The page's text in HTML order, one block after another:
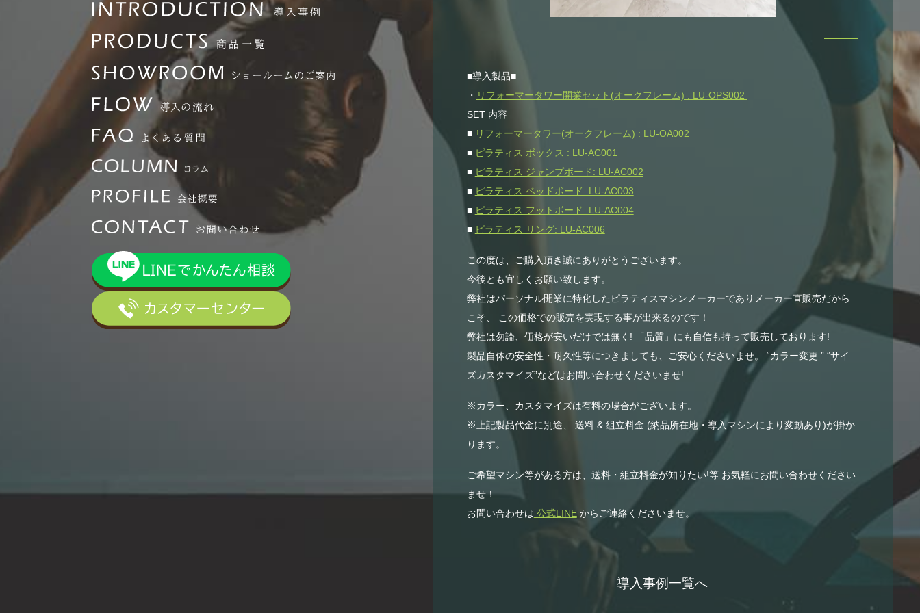
■導入製品■
・ リフォーマータワー開業セット(オークフレーム) : LU-OPS002
SET 内容
■ リフォーマータワー(オークフレーム) : LU-OA002
■ ピラティス ボックス : LU-AC001
■ ピラティス ジャンプボード: LU-AC002
■ ピラティス ベッドボード: LU-AC003
■ ピラティス フットボード: LU-AC004
■ ピラティス リング: LU-AC006
この度は、ご購入頂き誠にありがとうございます。
今後とも宜しくお願い致します。
弊社はパーソナル開業に特化したピラティスマシンメーカーでありメーカー直販売だから
こそ、 この価格での販売を実現する事が出来るのです！
弊社は勿論、価格が安いだけでは無く! 「品質」にも自信も持って販売しております!
製品自体の安全性・耐久性等につきましても、ご安心くださいませ。 “カラー変更 ” “サイ
ズカスタマイズ”などはお問い合わせくださいませ!
※カラー、カスタマイズは有料の場合がございます。
※上記製品代金に別途、 送料 & 組立料金 (納品所在地・導入マシンにより変動あり)が掛か
ります。
ご希望マシン等がある方は、送料・組立料金が知りたい!等 お気軽にお問い合わせください
ませ！
お問い合わせは 公式LINEからご連絡くださいませ。
導入事例一覧へ